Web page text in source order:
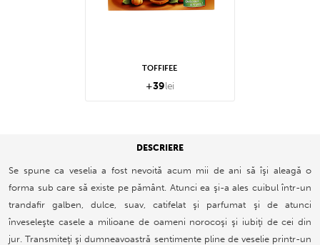
TOFFIFEE
+39lei
DESCRIERE
Se spune ca veselia a fost nevoită acum mii de ani să îşi aleagă o
forma sub care să existe pe pământ. Atunci ea şi-a ales cuibul într-un
trandafir galben, dulce, suav, catifelat şi parfumat şi de atunci
înveseleşte casele a milioane de oameni norocoşi şi iubiţi de cei din
jur. Transmiteţi şi dumneavoastră sentimente pline de veselie printr-un